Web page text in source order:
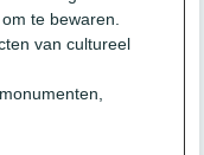
te bewaren.
van cultureel